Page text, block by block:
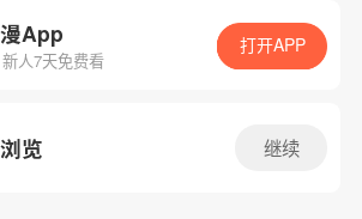
App免费看
腾漫App免费看
App
人7天免费看
打开APP
览 继续